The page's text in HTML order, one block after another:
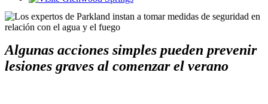
Algunas acciones simples pueden prevenir
lesiones graves al comenzar el verano